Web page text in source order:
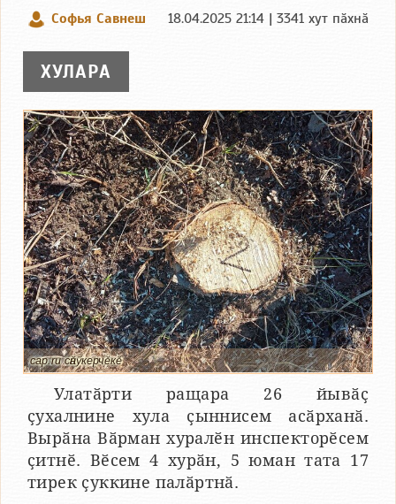
Софья Савнеш 18.04.2025 21:14 | 3341 хут пӑхнӑ
ХУЛАРА
cap.ru сӑнӳкерчӗкӗ
Улатӑрти ращара 26 йывӑҫ
ҫухалнине хула ҫыннисем асӑрханӑ.
Вырӑна Вӑрман хуралӗн инспекторӗсем
ҫитнӗ. Вӗсем 4 хурӑн, 5 юман тата 17
тирек ҫуккине палӑртнӑ.